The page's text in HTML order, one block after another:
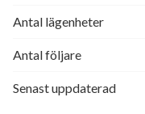
Antal lägenheter
Antal följare
Senast uppdaterad